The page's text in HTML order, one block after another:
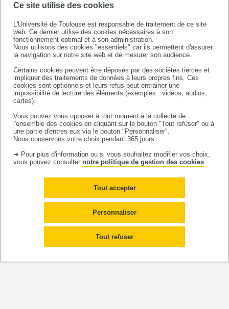
Ce site utilise des cookies
L'Université de Toulouse est responsable de traitement de ce site
web. Ce dernier utilise des cookies nécessaires à son
fonctionnement optimal et à son administration.
Nous utilisons des cookies "essentiels" car ils permettent d'assurer
la navigation sur notre site web et de mesurer son audience.
Certains cookies peuvent être déposés par des sociétés tierces et
impliquer des traitements de données à leurs propres fins. Ces
cookies sont optionnels et leurs refus peut entrainer une
impossibilité de lecture des éléments (exemples : vidéos, audios,
cartes).
Vous pouvez vous opposer à tout moment à la collecte de
l'ensemble des cookies en cliquant sur le bouton "Tout refuser" ou à
une partie d'entres eux via le bouton "Personnaliser".
Nous conservons votre choix pendant 365 jours.
➜ Pour plus d'information ou si vous souhaitez modifier vos choix,
vous pouvez consulter notre politique de gestion des cookies
Tout accepter
Tout refuser
Personnaliser
lifecoUrse
epidemiology,
cancer and chronIc diseases,
intervenTions, methodologY
Equipe constitutive de l'UMR1027,
unité mixte INSERM - Université
Toulouse III Paul Sabatier
Fanny CROZES • doctorante
2023
Pas de publications
Pas de publications
Pas de publications